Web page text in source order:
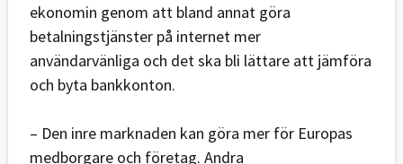
ekonomin genom att bland annat göra
betalningstjänster på internet mer
användarvänliga och det ska bli lättare att jämföra
och byta bankkonton.
– Den inre marknaden kan göra mer för Europas
medborgare och företag. Andra